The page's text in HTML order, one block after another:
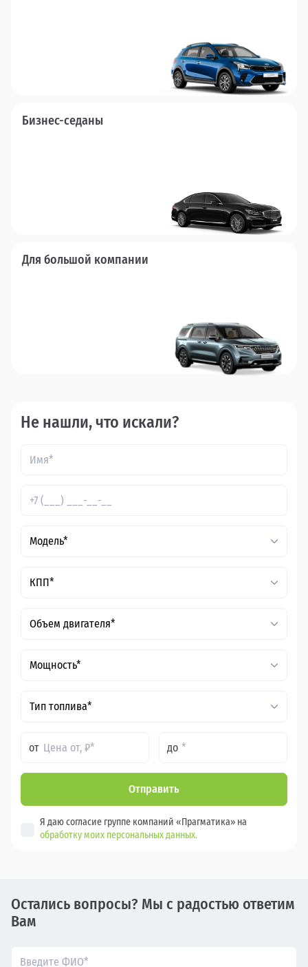
Бизнес-седаны
Для большой компании
Не нашли, что искали?
Модель*
КПП*
Объем двигателя*
Мощность*
Тип топлива*
от до
Отправить
Я даю согласие группе компаний «Прагматика» на
обработку моих персональных данных.
Остались вопросы? Мы с радостью ответим
Вам